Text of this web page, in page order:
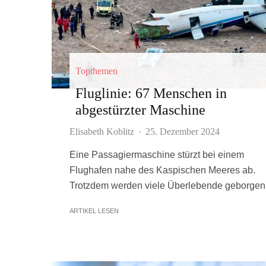
Topthemen
Fluglinie: 67 Menschen in
abgestürzter Maschine
Elisabeth Koblitz · 25. Dezember 2024
Eine Passagiermaschine stürzt bei einem
Flughafen nahe des Kaspischen Meeres ab.
Trotzdem werden viele Überlebende
ARTIKEL LESEN